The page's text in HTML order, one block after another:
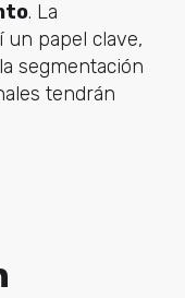
. La
un papel clave,
segmentación
tendrán